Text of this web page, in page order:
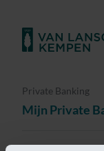
Private Banking
Mijn Private